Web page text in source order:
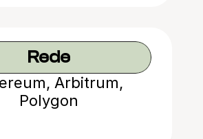
Rede
Arbitrum,
Polygon